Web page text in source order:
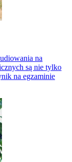
na
są nie tylko
na egzaminie